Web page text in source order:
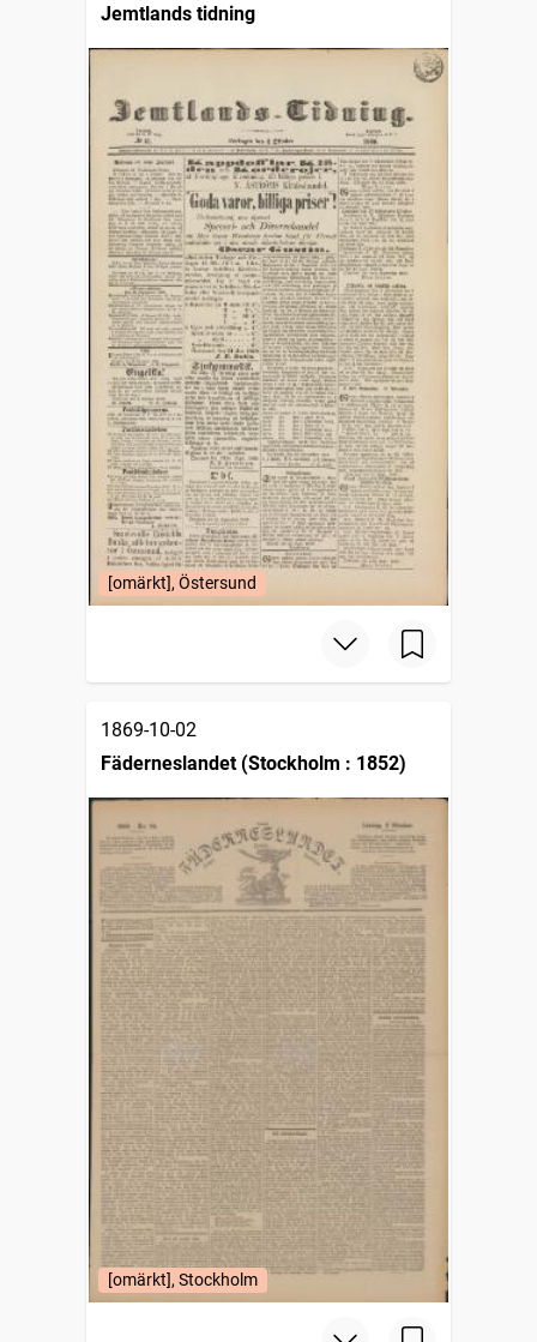
Jemtlands tidning
[omärkt], Östersund
1869-10-02
Fäderneslandet (Stockholm : 1852)
[omärkt], Stockholm